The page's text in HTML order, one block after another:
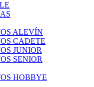
ALEVÍN
CADETE
JUNIOR
SENIOR
HOBBYE